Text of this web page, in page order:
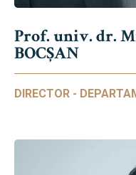
Prof. univ. dr.
BOCȘAN
DIRECTOR -